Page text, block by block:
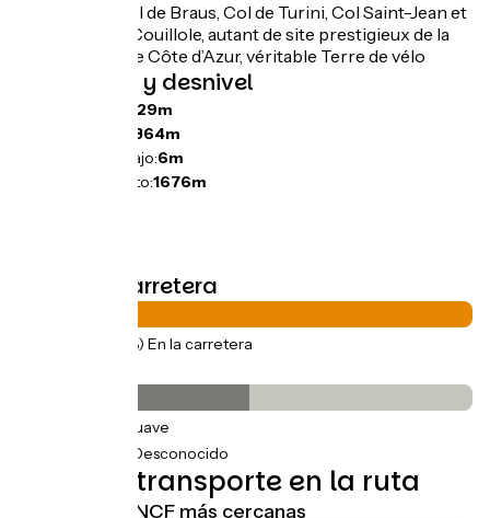
Col de Nice, Col de Braus, Col de Turini, Col Saint-Jean et
enfin col de la Couillole, autant de site prestigieux de la
Métropole Nice Côte d’Azur, véritable Terre de vélo
Pendientes y desnivel
7029m
5364m
Punto más bajo:6m
Punto más alto:1676m
Tipos de carretera
(100%) En la carretera
(51%) Suave
(49%) Desconocido
Trenes y transporte en la ruta
Estaciones SNCF más cercanas